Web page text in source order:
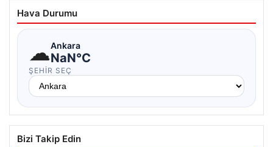
Hava Durumu
☁Ankara
NaN°C
ŞEHIR SEÇ
Bizi Takip Edin